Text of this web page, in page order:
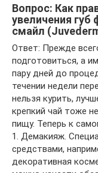
Вопрос: Как
увеличения
смайл
Ответ: Прежде
подготовиться, а
пару дней до
течении недели
нельзя курить,
крепкий чай тоже
пищу. Теперь к
1. Демакияж.
средствами,
декоративная